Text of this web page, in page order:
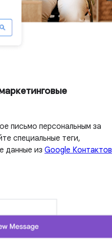
письмо персональным за
специальные теги,
данные из Google Контактов